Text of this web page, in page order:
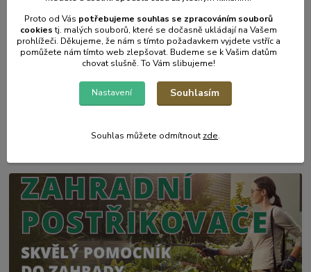
Proto od Vás potřebujeme souhlas se zpracováním souborů
cookiestj. malých souborů, které se dočasně ukládají na Vašem
prohlížeči. Děkujeme, že nám s tímto požadavkem vyjdete vstříc a
pomůžete nám tímto web zlepšovat. Budeme se k Vašim datům
chovat slušně. To Vám slibujeme!
Nastavení Souhlasím
Souhlas můžete odmítnout zde.